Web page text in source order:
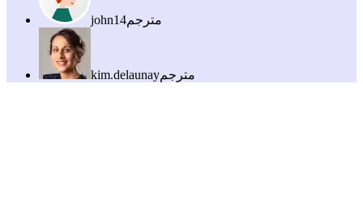
john14مترجم
kim.delaunayمترجم